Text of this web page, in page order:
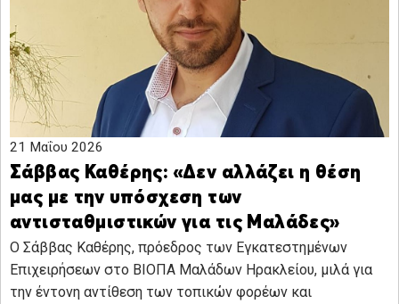
21 Μαΐου 2026
Σάββας Καθέρης: «Δεν αλλάζει η θέση
μας με την υπόσχεση των
αντισταθμιστικών για τις Μαλάδες»
Ο Σάββας Καθέρης, πρόεδρος των Εγκατεστημένων
Επιχειρήσεων στο ΒΙΟΠΑ Μαλάδων Ηρακλείου, μιλά για
την έντονη αντίθεση των τοπικών φορέων και